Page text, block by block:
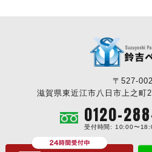
〒527-
滋賀県東近江市八日市上之町
0120-
受付時間: 10:00〜